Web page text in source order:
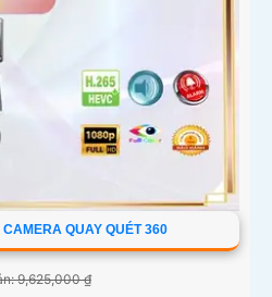
QUAY QUÉT 360
9,625,000 ₫